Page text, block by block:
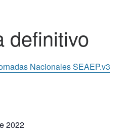
definitivo
Nacionales SEAEP.v3
2022